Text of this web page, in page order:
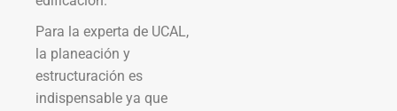
Para la experta de UCAL,
la planeación y
estructuración es
indispensable ya que